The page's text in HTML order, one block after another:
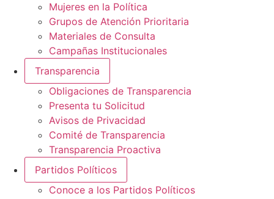
Mujeres en la Política
Grupos de Atención Prioritaria
Materiales de Consulta
Campañas Institucionales
Transparencia
Obligaciones de Transparencia
Presenta tu Solicitud
Avisos de Privacidad
Comité de Transparencia
Transparencia Proactiva
Partidos Políticos
Conoce a los Partidos Políticos